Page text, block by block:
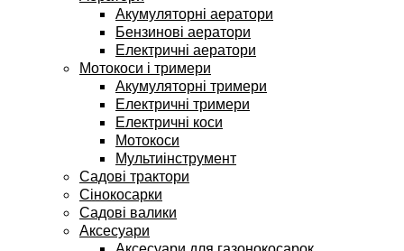
Акумуляторні аератори
Бензинові аератори
Електричні аератори
Мотокоси і тримери
Акумуляторні тримери
Електричні тримери
Електричні коси
Мотокоси
Мультиінструмент
Садові трактори
Сінокосарки
Садові валики
Аксесуари